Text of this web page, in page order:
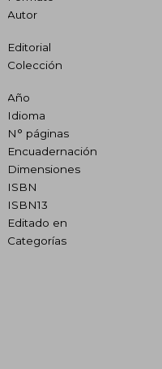
Autor
Editorial
Colección
Año
Idioma
N° páginas
Encuadernación
Dimensiones
ISBN
ISBN13
Editado en
Categorías